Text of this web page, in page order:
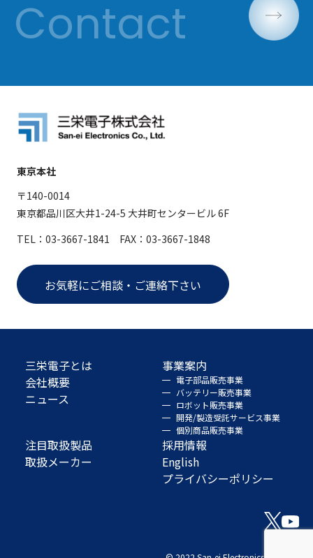
東京本社
〒140-0014
東京都品川区大井1-24-5 大井町センタービル 6F
TEL：03-3667-1841 FAX：03-3667-1848
お気軽にご相談・ご連絡下さい
三栄電子とは
会社概要
ニュース
事業案内
電子部品販売事業
バッテリー販売事業
ロボット販売事業
開発/製造受託サービス事業
個別商品販売事業
注目取扱製品
取扱メーカー
採用情報
English
プライバシーポリシー